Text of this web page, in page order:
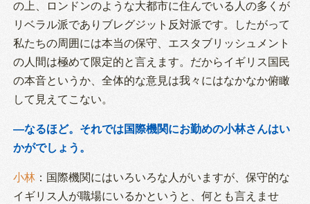
の上、ロンドンのような大都市に住んでいる人の多くが
リベラル派でありブレグジット反対派です。したがって
私たちの周囲には本当の保守、エスタブリッシュメント
の人間は極めて限定的と言えます。だからイギリス国民
の本音というか、全体的な意見は我々にはなかなか俯瞰
して見えてこない。
―なるほど。それでは国際機関にお勤めの小林さんはい
かがでしょう。
小林：国際機関にはいろいろな人がいますが、保守的な
イギリス人が職場にいるかというと、何とも言えませ